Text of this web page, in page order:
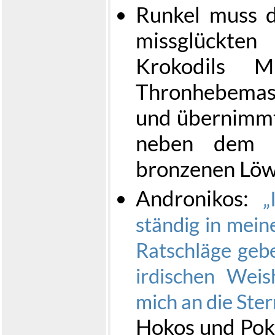
Runkel muss
Krokodils
und
neben dem
bronzenen
Andronikos:
ständig in
Ratschläge
irdischen
mich an die
Hokos und